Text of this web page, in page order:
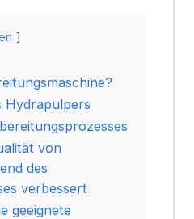
Hydrapulpers
von
des
verbessert
geeignete